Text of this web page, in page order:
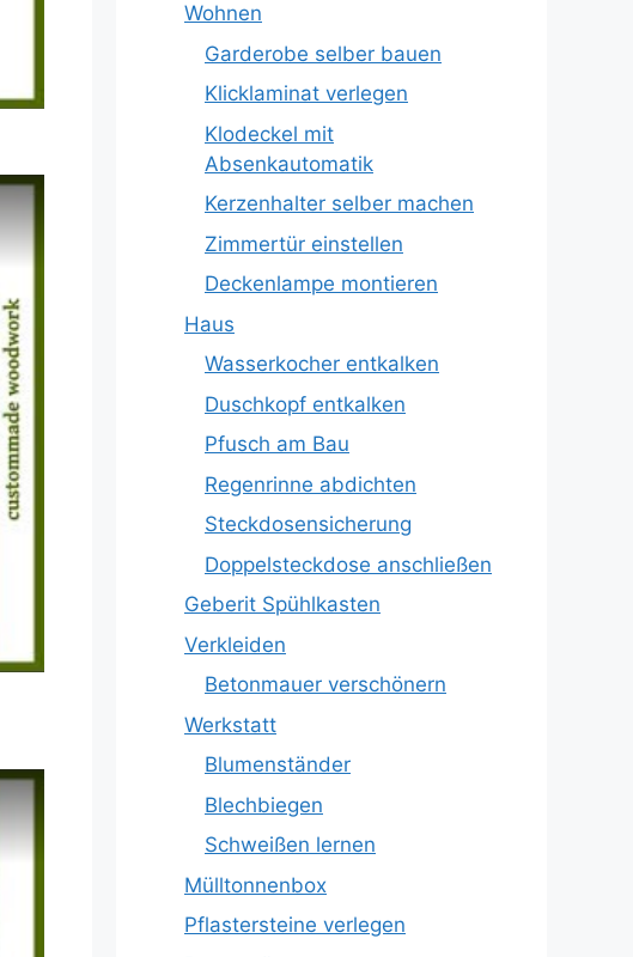
Wohnen
Garderobe selber bauen
Klicklaminat verlegen
Klodeckel mit
Absenkautomatik
Kerzenhalter selber machen
Zimmertür einstellen
Deckenlampe montieren
Haus
Wasserkocher entkalken
Duschkopf entkalken
Pfusch am Bau
Regenrinne abdichten
Steckdosensicherung
Doppelsteckdose anschließen
Geberit Spühlkasten
Verkleiden
Betonmauer verschönern
Werkstatt
Blumenständer
Blechbiegen
Schweißen lernen
Mülltonnenbox
Pflastersteine verlegen